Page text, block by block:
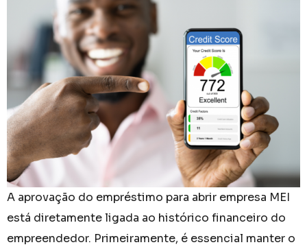
A aprovação do empréstimo para abrir empresa MEI
está diretamente ligada ao histórico financeiro do
empreendedor. Primeiramente, é essencial manter o